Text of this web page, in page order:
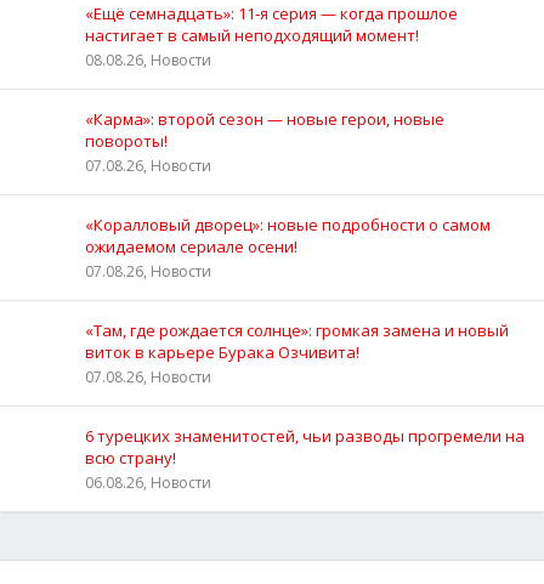
«Ещё семнадцать»: 11‑я серия — когда прошлое
настигает в самый неподходящий момент!
08.08.26, Новости
«Карма»: второй сезон — новые герои, новые
повороты!
07.08.26, Новости
«Коралловый дворец»: новые подробности о самом
ожидаемом сериале осени!
07.08.26, Новости
«Там, где рождается солнце»: громкая замена и новый
виток в карьере Бурака Озчивита!
07.08.26, Новости
6 турецких знаменитостей, чьи разводы прогремели на
всю страну!
06.08.26, Новости